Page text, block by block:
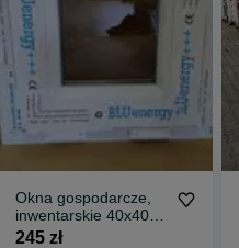
Okna gospodarcze,
inwentarskie 40x40
Uchylne
245 zł